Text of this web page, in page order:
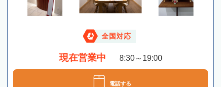
全国対応
現在営業中 8:30～19:00
電話する